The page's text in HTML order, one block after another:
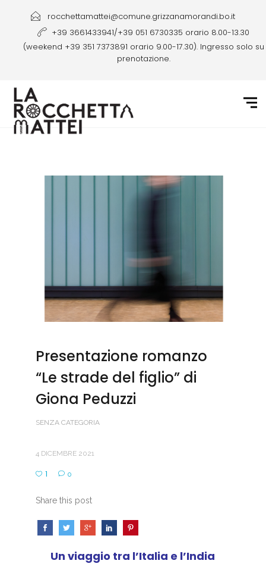
rocchettamattei@comune.grizzanamorandi.bo.it
+39 3661433941/+39 051 6730335 orario 8.00-13.30
(weekend +39 351 7373891 orario 9.00-17.30). Ingresso solo su
prenotazione.
Presentazione romanzo
“Le strade del figlio” di
Giona Peduzzi
SENZA CATEGORIA
4 DICEMBRE 2021
1 0
Share this post
Un viaggio tra l’Italia e l’India